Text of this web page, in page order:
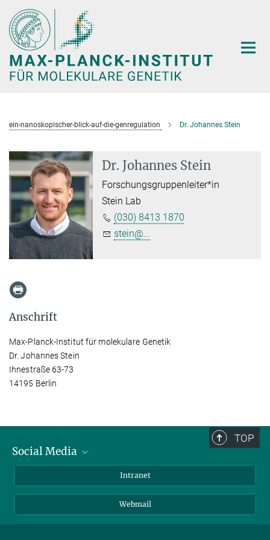
Hauptinhalt
ein-nanoskopischer-blick-auf-die-genregulation Dr. Johannes Stein
Dr. Johannes Stein
Forschungsgruppenleiter*in
Stein Lab
(030) 8413 1870
stein@...
Anschrift
Max-Planck-Institut für molekulare Genetik
Dr. Johannes Stein
Ihnestraße 63-73
14195 Berlin
TOP
Social Media
Intranet
Webmail